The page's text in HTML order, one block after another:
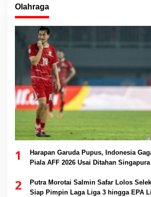
Olahraga
1
Harapan Garuda Pupus, Indonesia
Piala AFF 2026 Usai Ditahan Singapura
2
Putra Morotai Salmin Safar Lolos
Siap Pimpin Laga Liga 3 hingga EPA